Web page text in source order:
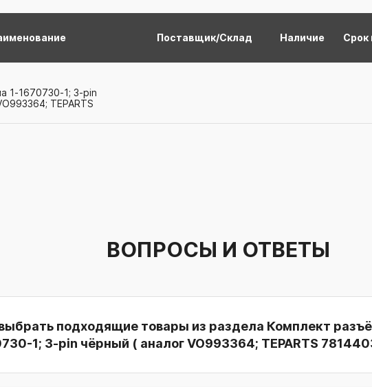
Поставщик/Склад Наличие Срок
1-1670730-1; 3-pin
TEPARTS
ВОПРОСЫ И ОТВЕТЫ
подходящие товары из раздела Комплект
1; 3-pin чёрный ( аналог VO993364; TEPARTS